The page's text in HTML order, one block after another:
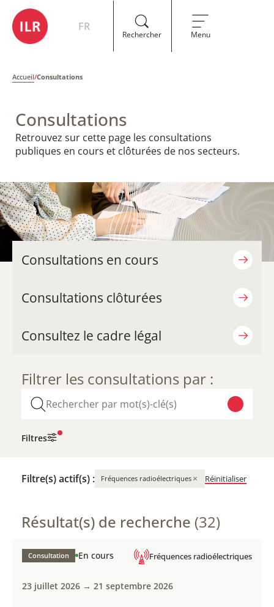
FR
Rechercher Menu
Accueil/Consultations
Consultations
Retrouvez sur cette page les consultations
publiques en cours et clôturées de nos secteurs.
Consultations en cours
Consultations clôturées
Consultez le cadre légal
Filtrer les consultations par :
Filtres
Filtre(s) actif(s) : Fréquences radioélectriques × Réinitialiser
Résultat(s) de recherche (32)
Consultation En cours Fréquences radioélectriques
23 juillet 2026 → 21 septembre 2026